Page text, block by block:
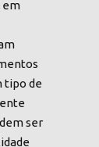
em
tipo de
ser